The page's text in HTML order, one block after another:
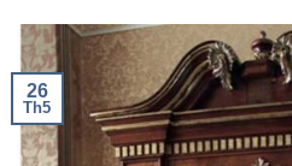
26
Th5